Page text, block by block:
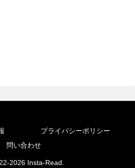
プライバシーポリシー
問い合わせ
2026 Insta-Read.